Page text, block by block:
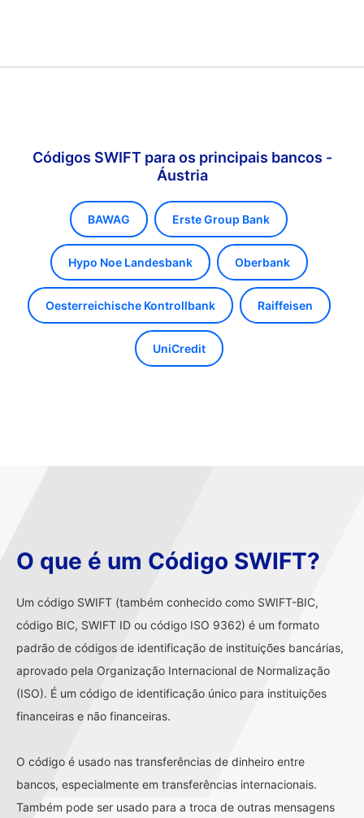
Códigos SWIFT para os principais bancos -
Áustria
BAWAG Erste Group Bank
Hypo Noe Landesbank Oberbank
Oesterreichische Kontrollbank Raiffeisen
UniCredit
O que é um Código SWIFT?
Um código SWIFT (também conhecido como SWIFT-BIC,
código BIC, SWIFT ID ou código ISO 9362) é um formato
padrão de códigos de identificação de instituições bancárias,
aprovado pela Organização Internacional de Normalização
(ISO). É um código de identificação único para instituições
financeiras e não financeiras.
O código é usado nas transferências de dinheiro entre
bancos, especialmente em transferências internacionais.
Também pode ser usado para a troca de outras mensagens